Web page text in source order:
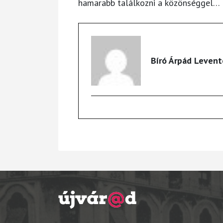
hamarabb találkozni a közönséggel…
Bíró Árpád